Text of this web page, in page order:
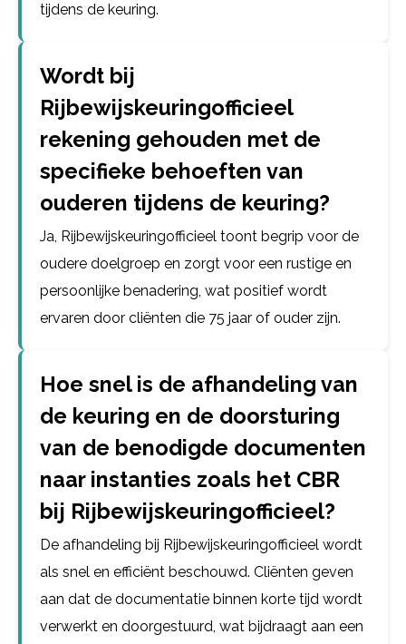
tijdens de keuring.
Wordt bij
Rijbewijskeuringofficieel
rekening gehouden met de
specifieke behoeften van
ouderen tijdens de keuring?
Ja, Rijbewijskeuringofficieel toont begrip voor de
oudere doelgroep en zorgt voor een rustige en
persoonlijke benadering, wat positief wordt
ervaren door cliënten die 75 jaar of ouder zijn.
Hoe snel is de afhandeling van
de keuring en de doorsturing
van de benodigde documenten
naar instanties zoals het CBR
bij Rijbewijskeuringofficieel?
De afhandeling bij Rijbewijskeuringofficieel wordt
als snel en efficiënt beschouwd. Cliënten geven
aan dat de documentatie binnen korte tijd wordt
verwerkt en doorgestuurd, wat bijdraagt aan een